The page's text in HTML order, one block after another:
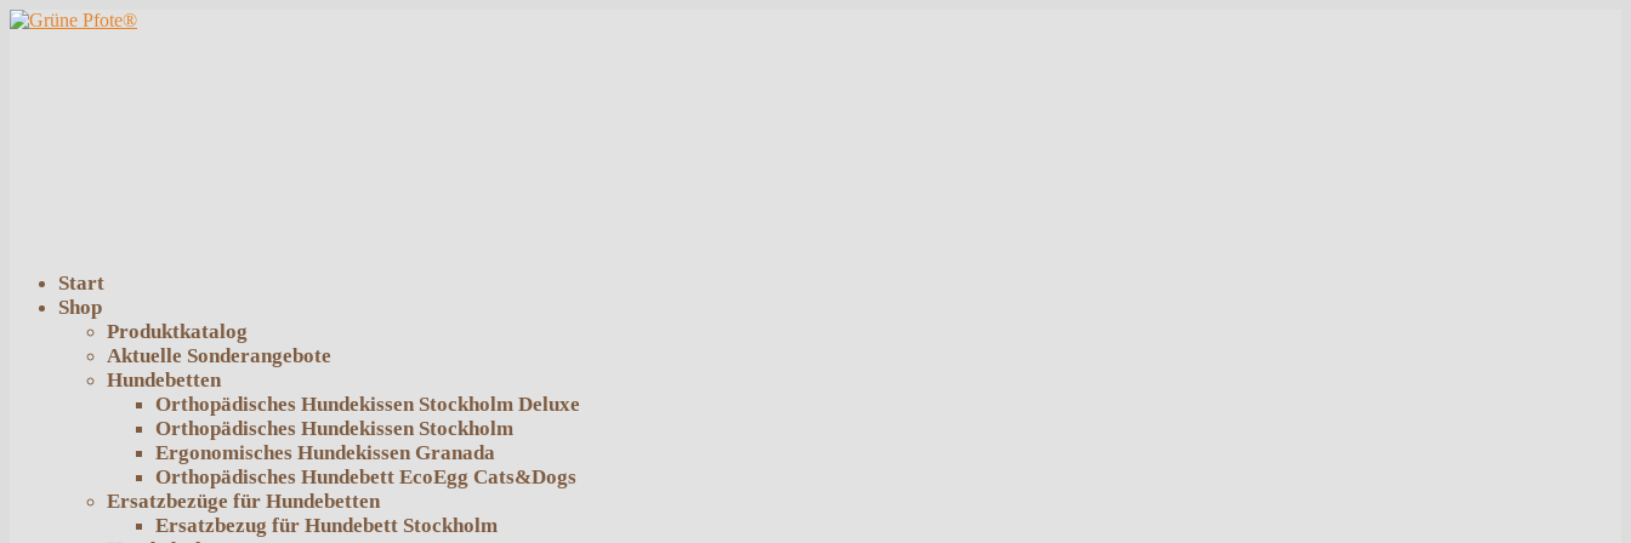
Start
Shop
Produktkatalog
Aktuelle Sonderangebote
Hundebetten
Orthopädisches Hundekissen Stockholm Deluxe
Orthopädisches Hundekissen Stockholm
Ergonomisches Hundekissen Granada
Orthopädisches Hundebett EcoEgg Cats&Dogs
Ersatzbezüge für Hundebetten
Ersatzbezug für Hundebett Stockholm